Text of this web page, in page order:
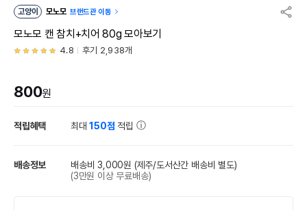
고양이 모노모 브랜드관 이동
모노모 캔 참치+치어 80g 모아보기
4.8 후기 2,938개
800원
적립혜택 최대150점 적립
배송정보 배송비 3,000원 (제주/도서산간 배송비 별도)
(3만원 이상 무료배송)